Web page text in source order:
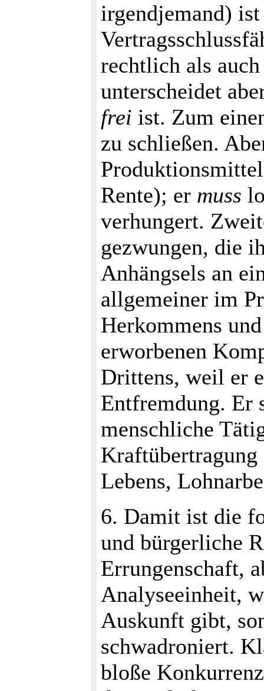
irgendjemand)
rechtlich als
unterscheidet
frei ist. Zum
zu schließen.
Rente); er muss
verhungert.
gezwungen, die
Anhängsels an
allgemeiner im
Herkommens
erworbenen
Drittens, weil er
Entfremdung. Er
menschliche
Lebens,
6. Damit ist die
und bürgerliche
Errungenschaft,
Analyseeinheit,
Auskunft gibt,
schwadroniert.
bloße